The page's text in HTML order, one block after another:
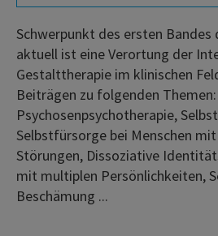
Schwerpunkt des ersten Bandes
aktuell ist eine Verortung der
Gestalttherapie im klinischen
Beiträgen zu folgenden
Psychosenpsychotherapie,
Selbstfürsorge bei Menschen
Störungen, Dissoziative
mit multiplen Persönlichkeiten,
Beschämung ...